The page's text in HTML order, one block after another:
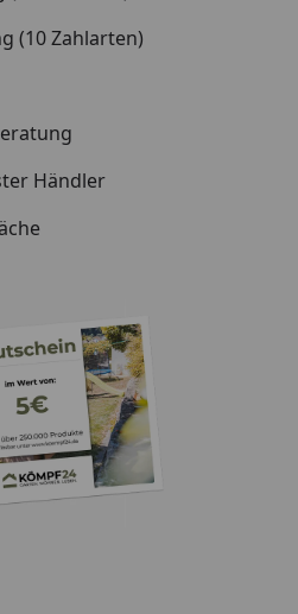
(10 Zahlarten)
Händler